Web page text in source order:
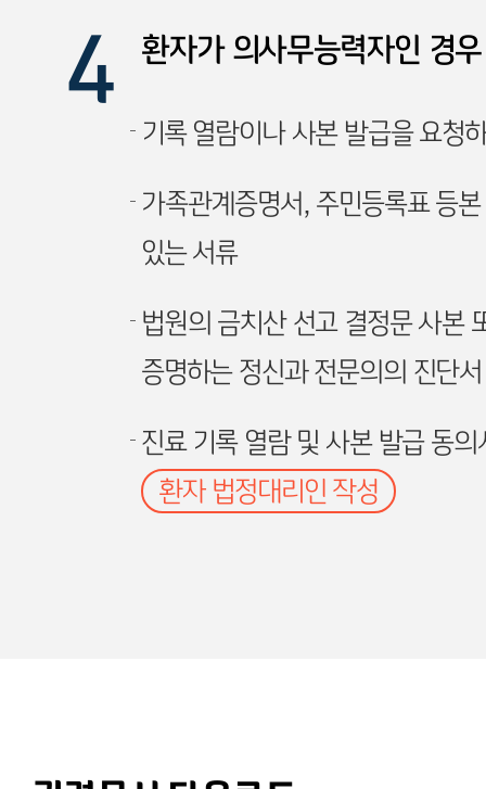
환자가 의사무능력자인 경우
기록 열람이나 사본 발급을 요청
가족관계증명서, 주민등록표 등
있는 서류
법원의 금치산 선고 결정문 사본
증명하는 정신과 전문의의 진단서
진료 기록 열람 및 사본 발급 동의
환자 법정대리인 작성